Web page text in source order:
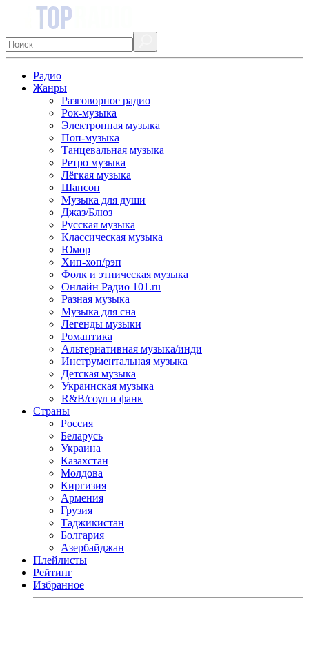
Радио
Жанры
Разговорное радио
Рок-музыка
Электронная музыка
Поп-музыка
Танцевальная музыка
Ретро музыка
Лёгкая музыка
Шансон
Музыка для души
Джаз/Блюз
Русская музыка
Классическая музыка
Юмор
Хип-хоп/рэп
Фолк и этническая музыка
Онлайн Радио 101.ru
Разная музыка
Музыка для сна
Легенды музыки
Романтика
Альтернативная музыка/инди
Инструментальная музыка
Детская музыка
Украинская музыка
R&B/cоул и фанк
Страны
Россия
Беларусь
Украина
Казахстан
Молдова
Киргизия
Армения
Грузия
Таджикистан
Болгария
Азербайджан
Плейлисты
Рейтинг
Избранное